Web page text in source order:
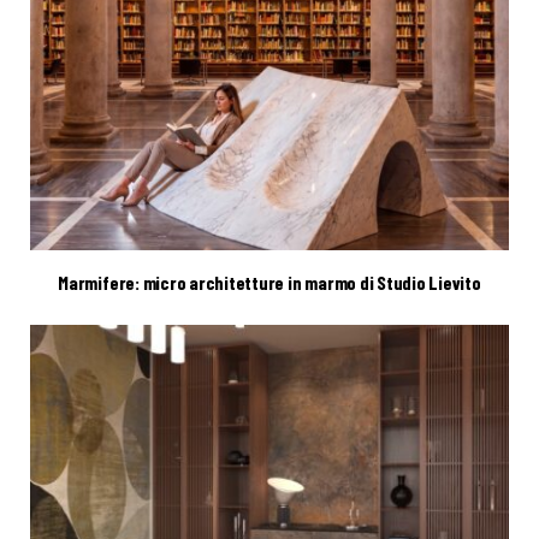
Marmifere: micro architetture in marmo di Studio Lievito